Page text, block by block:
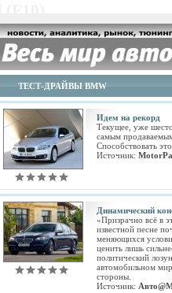
ТЕСТ-ДРАЙВЫ BMW
Идем на рекорд
Текущее, уже
самым
Способствовать
Источник:
Динамический
«Призрачно всё в
известной песне
меняющихся
ценить лишь
политический
автомобильном
стороны.
Источник: